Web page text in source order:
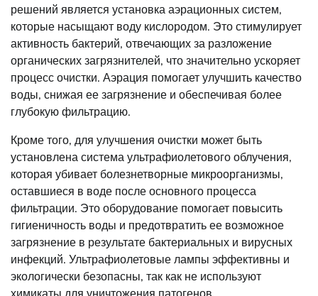
решений является установка аэрационных систем,
которые насыщают воду кислородом. Это стимулирует
активность бактерий, отвечающих за разложение
органических загрязнителей, что значительно ускоряет
процесс очистки. Аэрация помогает улучшить качество
воды, снижая ее загрязнение и обеспечивая более
глубокую фильтрацию.
Кроме того, для улучшения очистки может быть
установлена система ультрафиолетового облучения,
которая убивает болезнетворные микроорганизмы,
оставшиеся в воде после основного процесса
фильтрации. Это оборудование помогает повысить
гигиеничность воды и предотвратить ее возможное
загрязнение в результате бактериальных и вирусных
инфекций. Ультрафиолетовые лампы эффективны и
экологически безопасны, так как не используют
химикаты для уничтожения патогенов.